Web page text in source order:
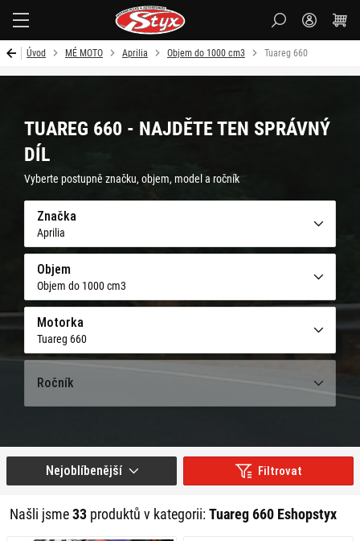
Úvod MÉ MOTO Aprilia Objem do 1000 cm3 Tuareg 660
TUAREG 660 - NAJDĚTE TEN SPRÁVNÝ
DÍL
Vyberte postupně značku, objem, model a ročník
Značka
Aprilia
Objem
Objem do 1000 cm3
Motorka
Tuareg 660
Ročník
Filtrovat
Našli jsme33 produktů v kategorii:Tuareg 660 Eshopstyx
Nejoblíbenější